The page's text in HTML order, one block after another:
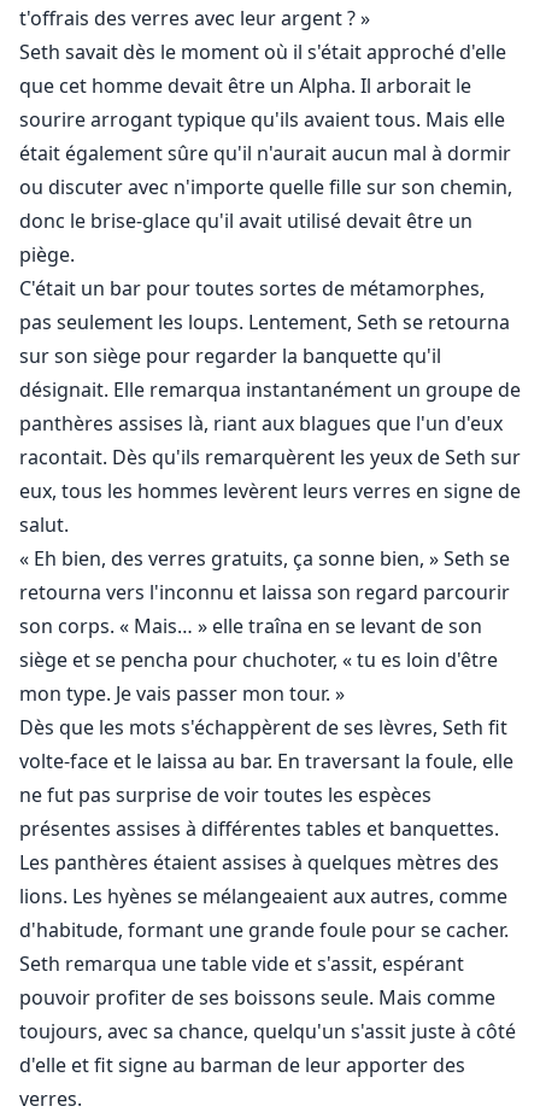
"Ce n'est pas comme ça que ça marche."
L'homme posa sa main sur ses fesses et la mit sur ses
genoux.
"Si tu supplies encore une fois, ton cul sera rougi par
des fessées."
🌶🐺🌶🐺🌶🐺🌶🐺
Seth avait une règle : pas d'Alphas. Les Alphas
possessifs, dominants et territoriaux pouvaient se
plier et se tordre, mais ils ne finiraient jamais dans son
lit, ni ne la traîneraient dans le leur.
Jusqu'au jour des jeux cérémoniels des Alphas : tout ce
qu'elle avait à faire était de servir les invités et de
l'occasion.
Seth ne s'attendait pas à rencontrer un Alpha un jour
avant de quitter la nouvelle ville, ni à en affronter un
autre tentant de montrer son intérêt - pas un, deux ou
trois, mais quatre mâles Alpha.
Aucun d'eux n'était prêt à abandonner ou à s'écarter.
Les hommes voulaient la revendiquer, et aucun ne
s'arrêterait tant que la femme ne serait pas sienne ou
la leur.
Avertissement : Ceci est un livre de harem inversé qui
contient BEAUCOUP de contenu mature et de thèmes
sensibles. (Fétiches/BDSM/langage fort, etc.)
Fortement conseillé aux lecteurs matures uniquement.
!!! 18+ !!!
t'offrais des verres avec leur argent ? »
Seth savait dès le moment où il s'était approché d'elle
que cet homme devait être un Alpha. Il arborait le
sourire arrogant typique qu'ils avaient tous. Mais elle
était également sûre qu'il n'aurait aucun mal à dormir
ou discuter avec n'importe quelle fille sur son chemin,
donc le brise-glace qu'il avait utilisé devait être un
piège.
C'était un bar pour toutes sortes de métamorphes,
pas seulement les loups. Lentement, Seth se retourna
sur son siège pour regarder la banquette qu'il
désignait. Elle remarqua instantanément un groupe de
panthères assises là, riant aux blagues que l'un d'eux
racontait. Dès qu'ils remarquèrent les yeux de Seth sur
eux, tous les hommes levèrent leurs verres en signe de
salut.
« Eh bien, des verres gratuits, ça sonne bien, » Seth se
retourna vers l'inconnu et laissa son regard parcourir
son corps. « Mais… » elle traîna en se levant de son
siège et se pencha pour chuchoter, « tu es loin d'être
mon type. Je vais passer mon tour. »
Dès que les mots s'échappèrent de ses lèvres, Seth fit
volte-face et le laissa au bar. En traversant la foule, elle
ne fut pas surprise de voir toutes les espèces
présentes assises à différentes tables et banquettes.
Les panthères étaient assises à quelques mètres des
lions. Les hyènes se mélangeaient aux autres, comme
d'habitude, formant une grande foule pour se cacher.
Seth remarqua une table vide et s'assit, espérant
pouvoir profiter de ses boissons seule. Mais comme
toujours, avec sa chance, quelqu'un s'assit juste à côté
d'elle et fit signe au barman de leur apporter des
verres.